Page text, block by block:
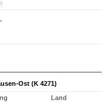
Ost (K 4271)
Land